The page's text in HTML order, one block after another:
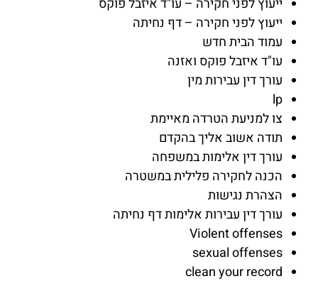
ייעוץ לפני חקירה – דף נחיתה
עמוד הבית חדש
עו"ד איזבל פוקס ואזנה
עורך דין עבירות מין
lp
צו למניעת הטרדה מאיימת
תודה אשוב אליך בהקדם
עורך דין אלימות במשפחה
הכנה לחקירה פלילית במשטרה
הצהרת נגישות
עורך דין עבירות אלימות דף נחיתה
Violent offenses
sexual offenses
clean your record